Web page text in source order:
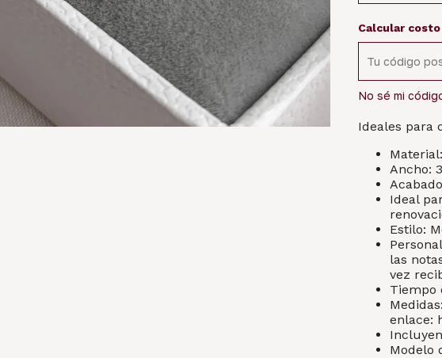
Calcular
No sé mi
Ideales para
Ancho:
Ideal
Estilo:
las
vez
Tiempo
enlace:
Modelo